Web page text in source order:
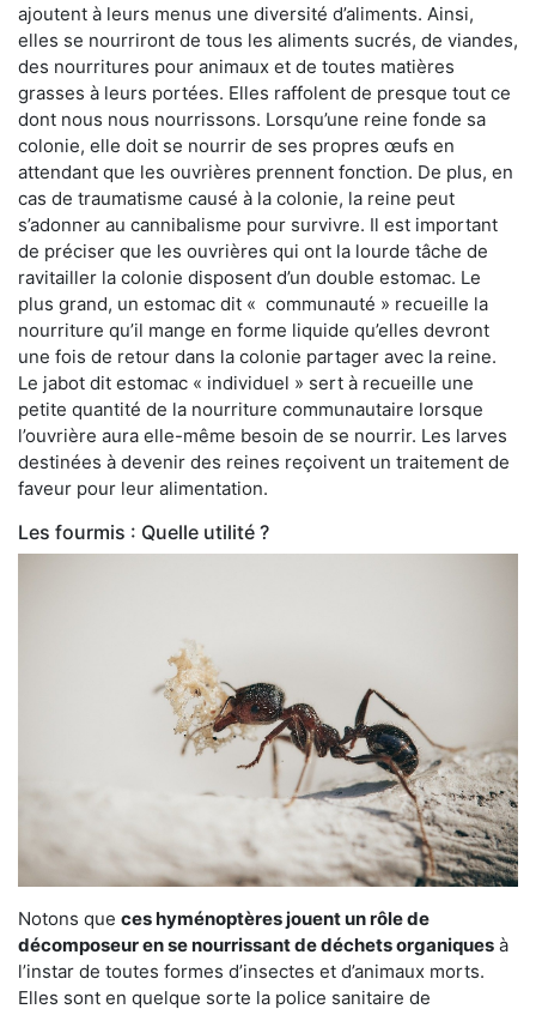
ajoutent à leurs menus une diversité d’aliments. Ainsi,
elles se nourriront de tous les aliments sucrés, de viandes,
des nourritures pour animaux et de toutes matières
grasses à leurs portées. Elles raffolent de presque tout ce
dont nous nous nourrissons. Lorsqu’une reine fonde sa
colonie, elle doit se nourrir de ses propres œufs en
attendant que les ouvrières prennent fonction. De plus, en
cas de traumatisme causé à la colonie, la reine peut
s’adonner au cannibalisme pour survivre. Il est important
de préciser que les ouvrières qui ont la lourde tâche de
ravitailler la colonie disposent d’un double estomac. Le
plus grand, un estomac dit « communauté » recueille la
nourriture qu’il mange en forme liquide qu’elles devront
une fois de retour dans la colonie partager avec la reine.
Le jabot dit estomac « individuel » sert à recueille une
petite quantité de la nourriture communautaire lorsque
l’ouvrière aura elle-même besoin de se nourrir. Les larves
destinées à devenir des reines reçoivent un traitement de
faveur pour leur alimentation.
Les fourmis : Quelle utilité ?
Notons que ces hyménoptères jouent un rôle de
décomposeur en se nourrissant de déchets organiques à
l’instar de toutes formes d’insectes et d’animaux morts.
Elles sont en quelque sorte la police sanitaire de